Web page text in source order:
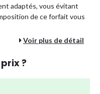
adaptés, vous évitant
de ce forfait vous
Voir plus de détail
?